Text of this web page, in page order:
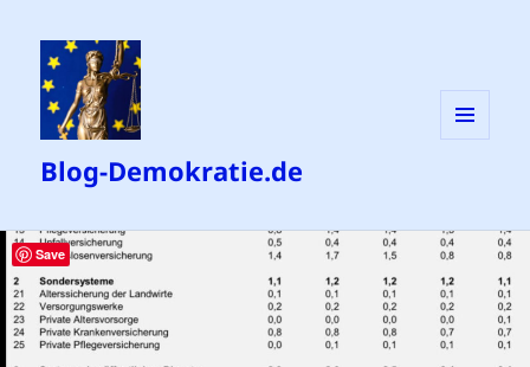
Blog-Demokratie.de
Save